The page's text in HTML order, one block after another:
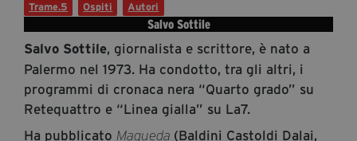
Mostra 3D - Visioni Civiche
Il Diritto di Essere
Archivio Storico
Salvo Sottile
Salvo Sottile, giornalista e scrittore, è nato a
Palermo nel 1973. Ha condotto, tra gli altri, i
programmi di cronaca nera “Quarto grado” su
Retequattro e “Linea gialla” su La7.
Ha pubblicato Maqueda (Baldini Castoldi Dalai,
Trame.5 Ospiti Autori